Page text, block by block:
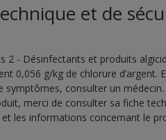
et de
2 - Désinfectants et produits
0,056 g/kg de chlorure
symptômes, consulter un
merci de consulter sa fiche
les informations concernant le